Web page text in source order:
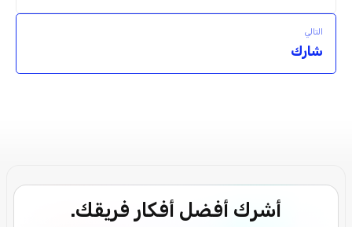
التالي
شارك
أشرك أفضل أفكار فريقك.